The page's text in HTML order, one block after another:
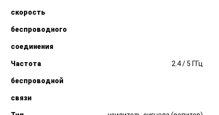
скорость
беспроводного
соединения
Частота
беспроводной
связи
2.4 / 5 ГГц